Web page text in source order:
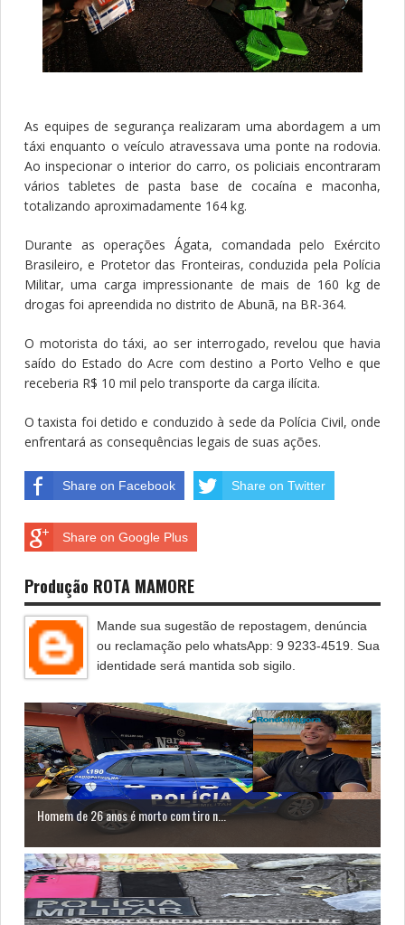
As equipes de segurança realizaram uma abordagem a um
táxi enquanto o veículo atravessava uma ponte na rodovia.
Ao inspecionar o interior do carro, os policiais encontraram
vários tabletes de pasta base de cocaína e maconha,
totalizando aproximadamente 164 kg.
Durante as operações Ágata, comandada pelo Exército
Brasileiro, e Protetor das Fronteiras, conduzida pela Polícia
Militar, uma carga impressionante de mais de 160 kg de
drogas foi apreendida no distrito de Abunã, na BR-364.
O motorista do táxi, ao ser interrogado, revelou que havia
saído do Estado do Acre com destino a Porto Velho e que
receberia R$ 10 mil pelo transporte da carga ilícita.
O taxista foi detido e conduzido à sede da Polícia Civil, onde
enfrentará as consequências legais de suas ações.
Share on Facebook Share on Twitter
Share on Google Plus
Produção ROTA MAMORE
Mande sua sugestão de repostagem, denúncia
ou reclamação pelo whatsApp: 9 9233-4519. Sua
identidade será mantida sob sigilo.
Homem de 26 anos é morto com tiro n...